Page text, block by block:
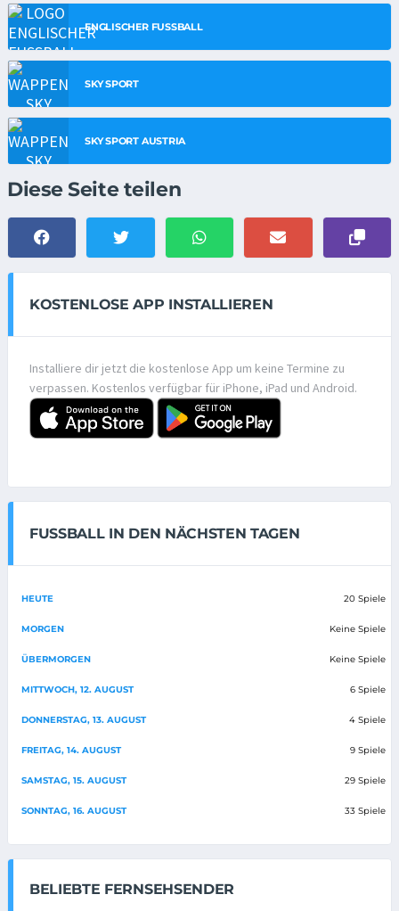
ENGLISCHER FUSSBALL
SKY SPORT
SKY SPORT AUSTRIA
Diese Seite teilen
KOSTENLOSE APP INSTALLIEREN
Installiere dir jetzt die kostenlose App um keine Termine zu
verpassen. Kostenlos verfügbar für iPhone, iPad und Android.
FUSSBALL IN DEN NÄCHSTEN TAGEN
HEUTE 20 Spiele
MORGEN Keine Spiele
ÜBERMORGEN Keine Spiele
MITTWOCH, 12. AUGUST 6 Spiele
DONNERSTAG, 13. AUGUST 4 Spiele
FREITAG, 14. AUGUST 9 Spiele
SAMSTAG, 15. AUGUST 29 Spiele
SONNTAG, 16. AUGUST 33 Spiele
BELIEBTE FERNSEHSENDER